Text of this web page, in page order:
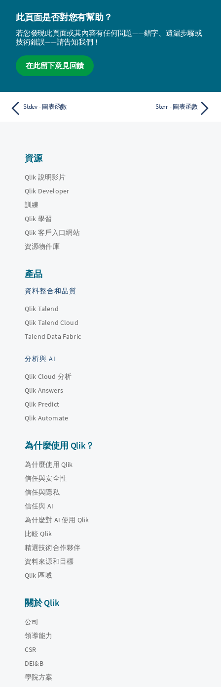
此頁面是否對您有幫助？
若您發現此頁面或其內容有任何問題——錯字、遺漏步驟或
技術錯誤——請告知我們！
在此留下意見回饋
Stdev - 圖表函數 Sterr - 圖表函數
資源
Qlik 說明影片
Qlik Developer
訓練
Qlik 學習
Qlik 客戶入口網站
資源物件庫
產品
資料整合和品質
Qlik Talend
Qlik Talend Cloud
Talend Data Fabric
分析與 AI
Qlik Cloud 分析
Qlik Answers
Qlik Predict
Qlik Automate
為什麼使用 Qlik？
為什麼使用 Qlik
信任與安全性
信任與隱私
信任與 AI
為什麼對 AI 使用 Qlik
比較 Qlik
精選技術合作夥伴
資料來源和目標
Qlik 區域
關於 Qlik
公司
領導能力
CSR
DEI&B
學院方案